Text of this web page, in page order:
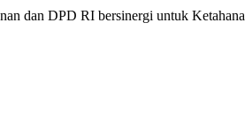
dan DPD RI bersinergi untuk